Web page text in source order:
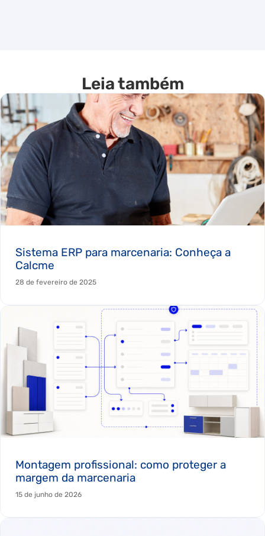
Leia também
Sistema ERP para marcenaria: Conheça a
Calcme
28 de fevereiro de 2025
Montagem profissional: como proteger a
margem da marcenaria
15 de junho de 2026